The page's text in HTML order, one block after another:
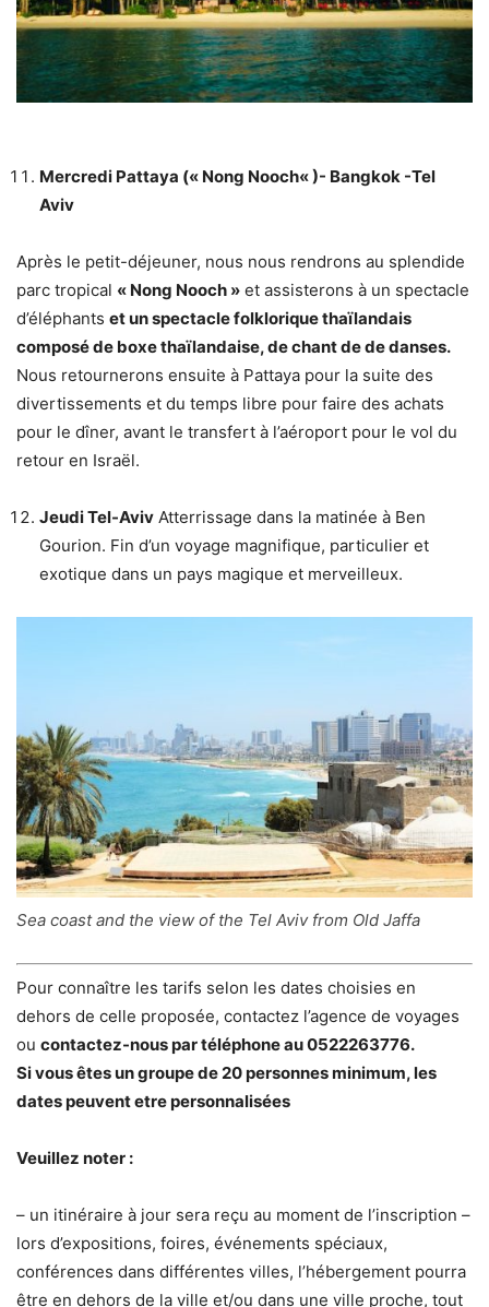
Mercredi Pattaya (« Nong Nooch« )- Bangkok -Tel
Aviv
Après le petit-déjeuner, nous nous rendrons au splendide
parc tropical « Nong Nooch » et assisterons à un spectacle
d’éléphants et un spectacle folklorique thaïlandais
composé de boxe thaïlandaise, de chant de de danses.
Nous retournerons ensuite à Pattaya pour la suite des
divertissements et du temps libre pour faire des achats
pour le dîner, avant le transfert à l’aéroport pour le vol du
retour en Israël.
Jeudi Tel-Aviv Atterrissage dans la matinée à Ben
Gourion. Fin d’un voyage magnifique, particulier et
exotique dans un pays magique et merveilleux.
Sea coast and the view of the Tel Aviv from Old Jaffa
Pour connaître les tarifs selon les dates choisies en
dehors de celle proposée, contactez l’agence de voyages
ou contactez-nous par téléphone au 0522263776.
Si vous êtes un groupe de 20 personnes minimum, les
dates peuvent etre personnalisées
Veuillez noter :
– un itinéraire à jour sera reçu au moment de l’inscription –
lors d’expositions, foires, événements spéciaux,
conférences dans différentes villes, l’hébergement pourra
être en dehors de la ville et/ou dans une ville proche, tout